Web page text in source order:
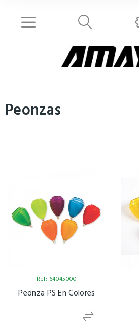
Peonzas
Ref: 64045000
Peonza PS En Colores